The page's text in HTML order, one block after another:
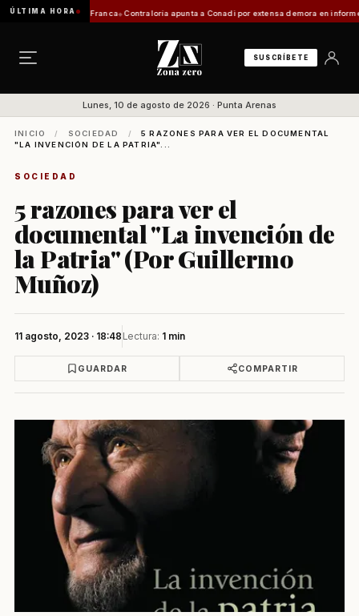
ÚLTIMA HORA
de Zona Franca Contraloría apunta a Conadi por extensa demora en informe
SUSCRÍBETE
Lunes, 10 de agosto de 2026 · Punta Arenas
INICIO / SOCIEDAD /
5 RAZONES PARA VER EL DOCUMENTAL
"LA INVENCIÓN DE LA PATRIA"...
SOCIEDAD
5 razones para ver el
documental "La invención de
la Patria" (Por Guillermo
Muñoz)
11 agosto, 2023 · 18:48 Lectura: 1 min
GUARDAR COMPARTIR